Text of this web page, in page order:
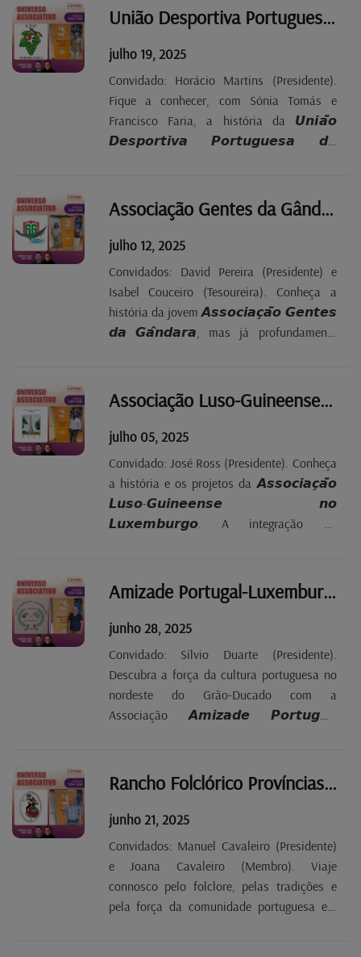
𝙎𝙚𝙙𝙞𝙖𝙙𝙖 𝙚𝙢 𝙆𝙖𝙮𝙡, nasceu de um
encontro informal entre mulheres...
União Desportiva Portuguesa de Wormeldange T2 EP25
julho 19, 2025
Convidado: Horácio Martins (Presidente).
Fique a conhecer, com Sónia Tomás e
Francisco Faria, a história da 𝙐𝙣𝙞𝙖̃𝙤
𝘿𝙚𝙨𝙥𝙤𝙧𝙩𝙞𝙫𝙖 𝙋𝙤𝙧𝙩𝙪𝙜𝙪𝙚𝙨𝙖 𝙙𝙚
𝙥𝙧𝙤𝙛𝙪𝙣𝙙𝙤 𝙣𝙖 𝙘𝙤𝙢𝙪𝙣𝙞𝙙𝙖𝙙𝙚
𝙥𝙤𝙧𝙩𝙪𝙜𝙪𝙚𝙨𝙖 𝙙𝙤 𝙇𝙪𝙭𝙚𝙢𝙗𝙪𝙧𝙜𝙤.
Associação Gentes da Gândara T2 EP24
julho 12, 2025
Convidados: David Pereira (Presidente) e
Isabel Couceiro (Tesoureira). Conheça a
história da jovem 𝘼𝙨𝙨𝙤𝙘𝙞𝙖𝙘̧𝙖̃𝙤 𝙂𝙚𝙣𝙩𝙚𝙨
𝙙𝙖 𝙂𝙖̂𝙣𝙙𝙖𝙧𝙖, mas já profundamente
eventos culturais marcam esta conversa
conduzida por Francisco Faria!
Associação Luso-Guineense no Luxemburgo T2 EP23
julho 05, 2025
Convidado: José Ross (Presidente). Conheça
a história e os projetos da 𝘼𝙨𝙨𝙤𝙘𝙞𝙖𝙘̧𝙖̃𝙤
𝙇𝙪𝙨𝙤-𝙂𝙪𝙞𝙣𝙚𝙚𝙣𝙨𝙚 𝙣𝙤
𝙇𝙪𝙭𝙚𝙢𝙗𝙪𝙧𝙜𝙤. A integração da
da união em terras luxemburguesas são o
mote para a conversa conduzida por
𝙁𝙧𝙖𝙣𝙘𝙞𝙨𝙘𝙤...
Amizade Portugal-Luxemburgo (Echternach) T2 EP22
junho 28, 2025
Convidado: Sílvio Duarte (Presidente).
Descubra a força da cultura portuguesa no
nordeste do Grão-Ducado com a
Associação 𝘼𝙢𝙞𝙯𝙖𝙙𝙚 𝙋𝙤𝙧𝙩𝙪𝙜𝙖𝙡-
envolvente Rancho Folclórico "Os Minhotos
de Echternach". Uma conversa conduzida
por...
Rancho Folclórico Províncias de Portugal T2 EP21
junho 21, 2025
Convidados: Manuel Cavaleiro (Presidente)
e Joana Cavaleiro (Membro). Viaje
connosco pelo folclore, pelas tradições e
pela força da comunidade portuguesa em